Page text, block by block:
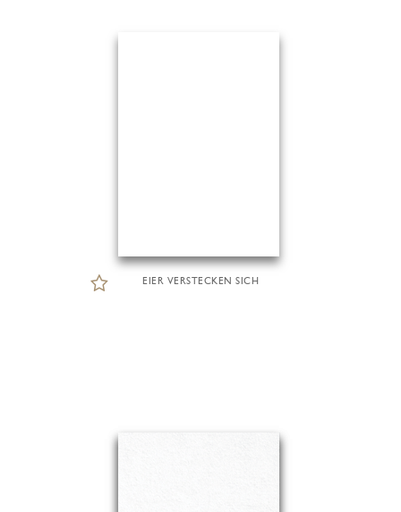
EIER VERSTECKEN SICH